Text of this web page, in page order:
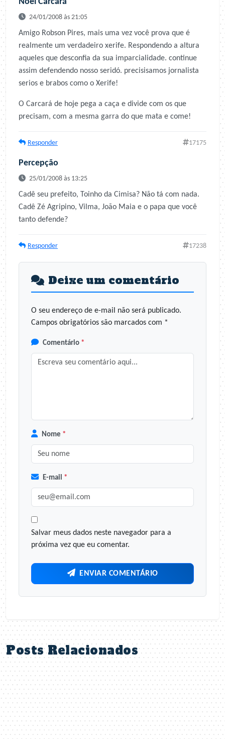
Noel Carcará
24/01/2008 às 21:05
Amigo Robson Pires, mais uma vez você prova que é
realmente um verdadeiro xerife. Respondendo a altura
aqueles que desconfia da sua imparcialidade. continue
assim defendendo nosso seridó. precisisamos jornalista
serios e brabos como o Xerife!
O Carcará de hoje pega a caça e divide com os que
precisam, com a mesma garra do que mata e come!
Responder 17175
Percepção
25/01/2008 às 13:25
Cadê seu prefeito, Toinho da Cimisa? Não tá com nada.
Cadê Zé Agripino, Vilma, João Maia e o papa que você
tanto defende?
Responder 17238
Deixe um comentário
O seu endereço de e-mail não será publicado.
Campos obrigatórios são marcados com *
Comentário *
Nome *
E-mail *
Salvar meus dados neste navegador para a
próxima vez que eu comentar.
ENVIAR COMENTÁRIO
Posts Relacionados